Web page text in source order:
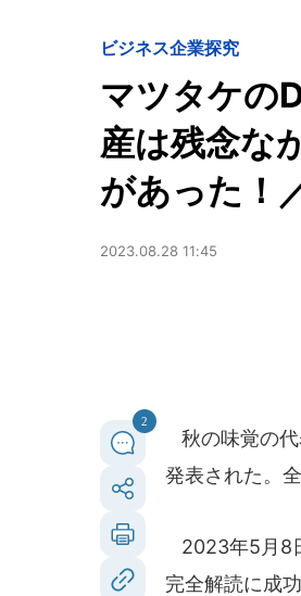
ビジネス企業探究
マツタケの
産は残念な
があった！
2023.08.28 11:45
2
秋の味覚の
発表された。
2023年5月8
完全解読に成